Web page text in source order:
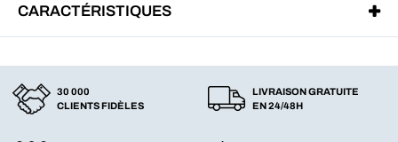
CARACTÉRISTIQUES
30 000
CLIENTS FIDÈLES
LIVRAISON GRATUITE
EN 24/48H